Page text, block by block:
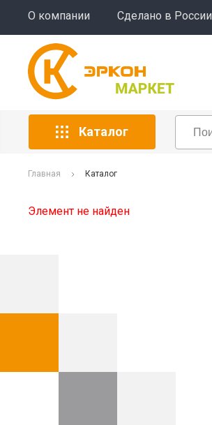
О компании Сделано в России
Каталог
Главная Каталог
Элемент не найден